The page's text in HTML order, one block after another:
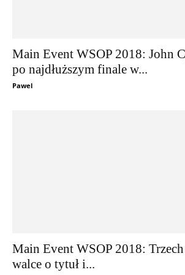
Main Event WSOP 2018: John
po najdłuższym finale w...
Pawel
Main Event WSOP 2018:
walce o tytuł i...